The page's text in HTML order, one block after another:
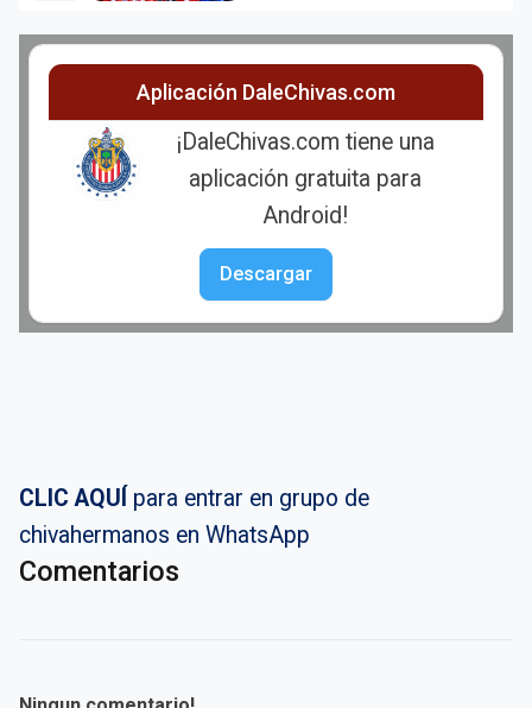
Aplicación DaleChivas.com
¡DaleChivas.com tiene una
aplicación gratuita para
Android!
Descargar
CLIC AQUÍ para entrar en grupo de
chivahermanos en WhatsApp
Comentarios